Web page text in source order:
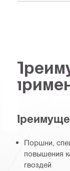
Поршни,
повышения
гвоздей